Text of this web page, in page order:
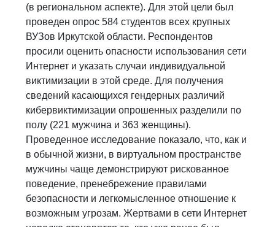
(в региональном аспекте). Для этой цели был
проведен опрос 584 студентов всех крупных
ВУЗов Иркутской области. Респондентов
просили оценить опасности использования сети
Интернет и указать случаи индивидуальной
виктимизации в этой среде. Для получения
сведений касающихся гендерных различий
кибервиктимизации опрошенных разделили по
полу (221 мужчина и 363 женщины).
Проведенное исследование показало, что, как и
в обычной жизни, в виртуальном пространстве
мужчины чаще демонстрируют рискованное
поведение, пренебрежение правилами
безопасности и легкомысленное отношение к
возможным угрозам. Жертвами в сети Интернет